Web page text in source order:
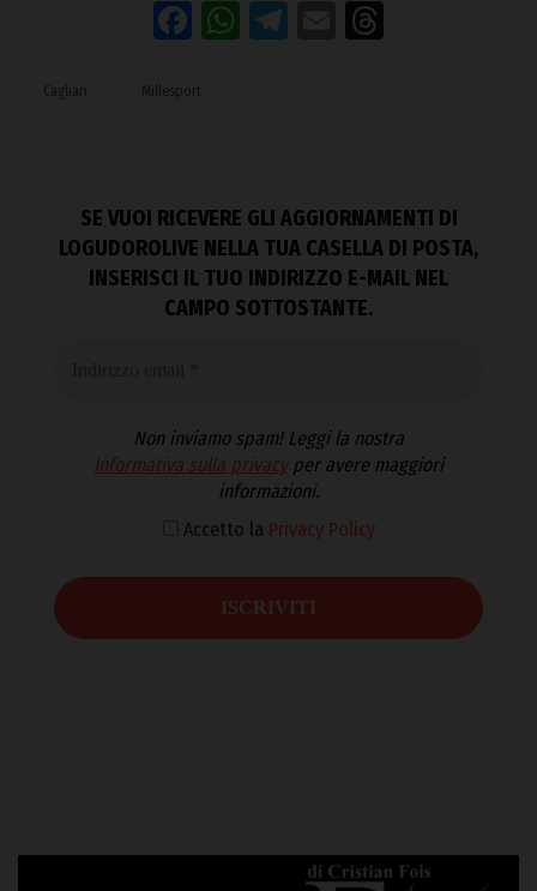
Facebook
WhatsApp
Telegram
Email
Cagliari Millesport
SE VUOI RICEVERE GLI AGGIORNAMENTI DI
LOGUDOROLIVE NELLA TUA CASELLA DI POSTA,
INSERISCI IL TUO INDIRIZZO E-MAIL NEL
CAMPO SOTTOSTANTE.
Non inviamo spam! Leggi la nostra
Informativa sulla privacyper avere maggiori
informazioni.
Accetto la Privacy Policy